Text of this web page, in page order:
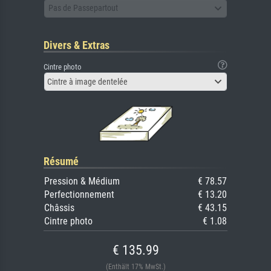
Pas de Passepartout
Divers & Extras
Cintre photo
Cintre à image dentelée
Résumé
Pression & Médium
€ 78.57
Perfectionnement
€ 13.20
Châssis
€ 43.15
Cintre photo
€ 1.08
€ 135.99
(Enthält 17% MwSt.)